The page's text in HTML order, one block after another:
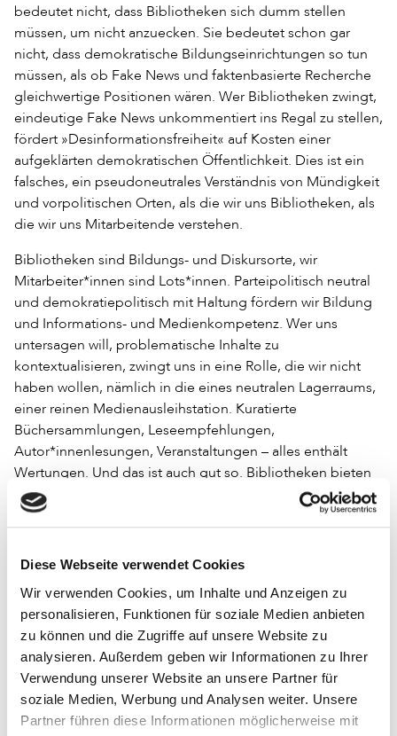
Diese Webseite verwendet Cookies
Wir verwenden Cookies, um Inhalte und Anzeigen zu
personalisieren, Funktionen für soziale Medien anbieten
zu können und die Zugriffe auf unsere Website zu
analysieren. Außerdem geben wir Informationen zu Ihrer
Verwendung unserer Website an unsere Partner für
soziale Medien, Werbung und Analysen weiter. Unsere
Partner führen diese Informationen möglicherweise mit
bedeutet nicht, dass Bibliotheken sich dumm stellen
müssen, um nicht anzuecken. Sie bedeutet schon gar
nicht, dass demokratische Bildungseinrichtungen so tun
müssen, als ob Fake News und faktenbasierte Recherche
gleichwertige Positionen wären. Wer Bibliotheken zwingt,
eindeutige Fake News unkommentiert ins Regal zu stellen,
fördert »Desinformationsfreiheit« auf Kosten einer
aufgeklärten demokratischen Öffentlichkeit. Dies ist ein
falsches, ein pseudoneutrales Verständnis von Mündigkeit
und vorpolitischen Orten, als die wir uns Bibliotheken, als
die wir uns Mitarbeitende verstehen.
Bibliotheken sind Bildungs- und Diskursorte, wir
Mitarbeiter*innen sind Lots*innen. Parteipolitisch neutral
und demokratiepolitisch mit Haltung fördern wir Bildung
und Informations- und Medienkompetenz. Wer uns
untersagen will, problematische Inhalte zu
kontextualisieren, zwingt uns in eine Rolle, die wir nicht
haben wollen, nämlich in die eines neutralen Lagerraums,
einer reinen Medienausleihstation. Kuratierte
Büchersammlungen, Leseempfehlungen,
Autor*innenlesungen, Veranstaltungen – alles enthält
Wertungen. Und das ist auch gut so. Bibliotheken bieten
Orientierung in einer unüberschaubaren Informationsflut,
sie lassen dabei den Aufsuchenden, unseren Gästen die
sich Einzelne beschäftigen möchten oder welchen Grad
Die Förderung der Informations- und Medienkompetenz
kann nur dann professionell erfolgen, wenn auch kritische
Diskurse mit bestimmten Werken möglich sind. Wer uns
das verbieten will, untergräbt unsere Funktion als Orte der
demokratischen Aufklärung, untergräbt unsere Relevanz
als Diskursraum.